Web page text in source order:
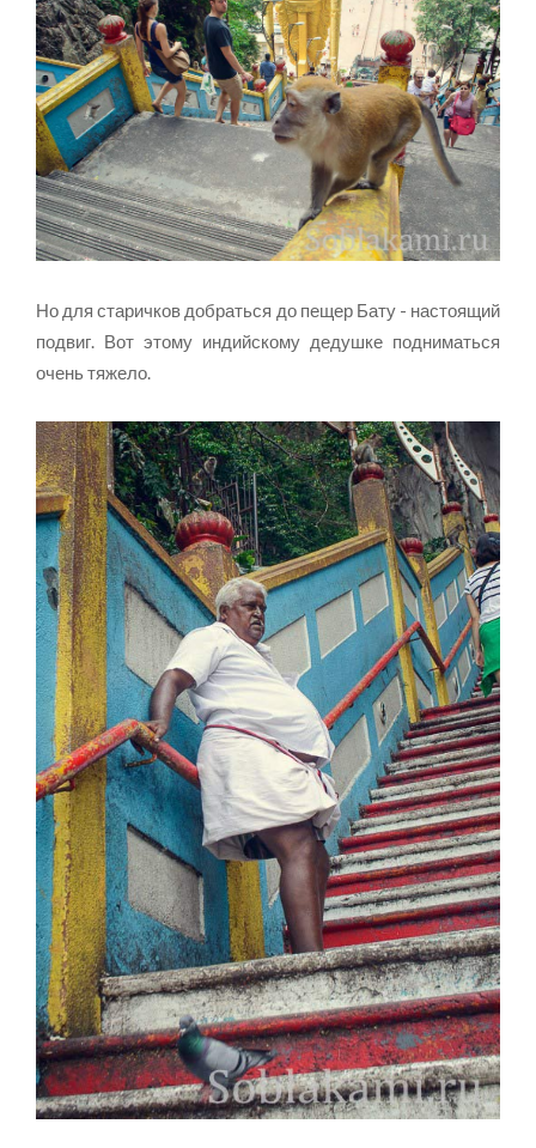
Но для старичков добраться до пещер Бату - настоящий
подвиг. Вот этому индийскому дедушке подниматься
очень тяжело.